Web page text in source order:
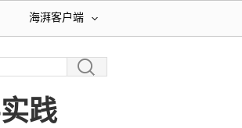
海湃客户端
践